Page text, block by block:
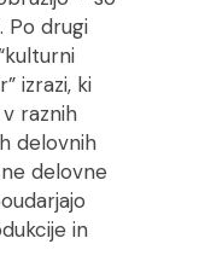
Po drugi
izrazi, ki
raznih
delovnih
delovne
in